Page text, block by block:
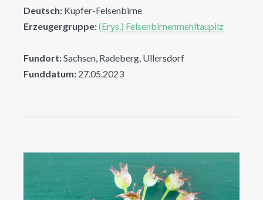
Deutsch: Kupfer-Felsenbirne
Erzeugergruppe:(Erys.) Felsenbirnenmehltaupilz
Fundort:Sachsen, Radeberg, Ullersdorf
Funddatum: 27.05.2023